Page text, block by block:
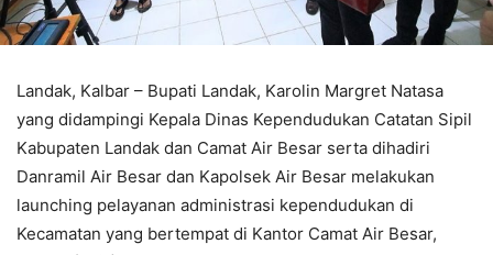
Landak, Kalbar – Bupati Landak, Karolin Margret Natasa
yang didampingi Kepala Dinas Kependudukan Catatan Sipil
Kabupaten Landak dan Camat Air Besar serta dihadiri
Danramil Air Besar dan Kapolsek Air Besar melakukan
launching pelayanan administrasi kependudukan di
Kecamatan yang bertempat di Kantor Camat Air Besar,